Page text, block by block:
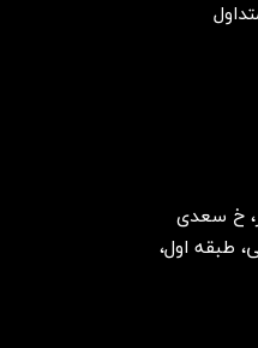
خ سعدی
طبقه اول،